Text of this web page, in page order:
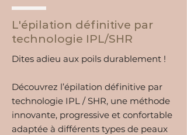
L'épilation définitive par
technologie IPL/SHR
Dites adieu aux poils durablement !
Découvrez l’épilation définitive par
technologie IPL / SHR, une méthode
innovante, progressive et confortable
adaptée à différents types de peaux